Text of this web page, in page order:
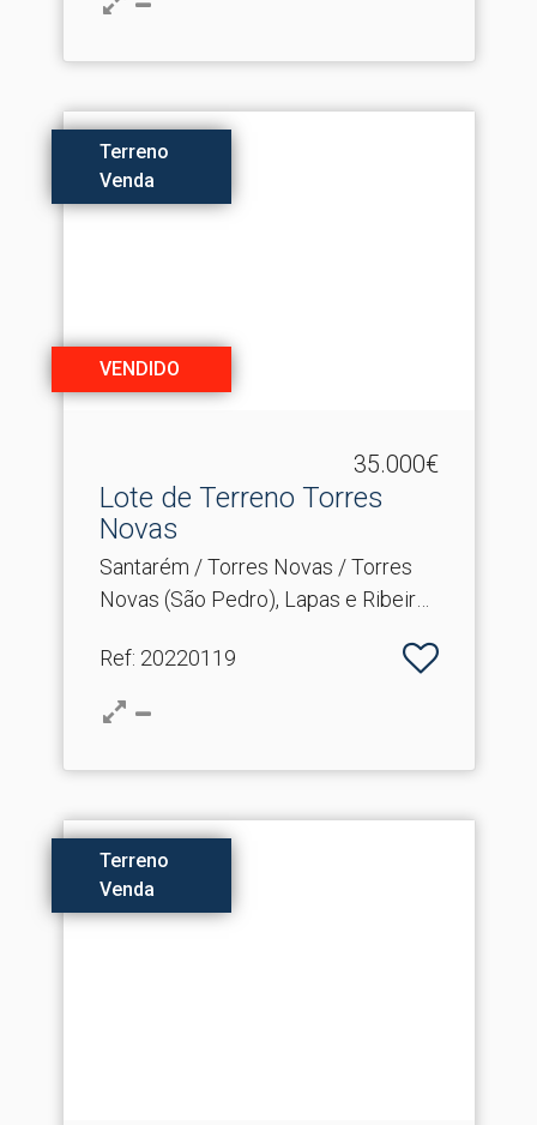
Terreno
Venda
VENDIDO
35.000€
Lote de Terreno Torres
Novas
Santarém / Torres Novas / Torres
Novas (São Pedro), Lapas e Ribeira
Ref: 20220119
Terreno
Venda